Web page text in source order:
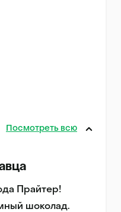
Посмотреть всю
Прайтер!
шоколад.